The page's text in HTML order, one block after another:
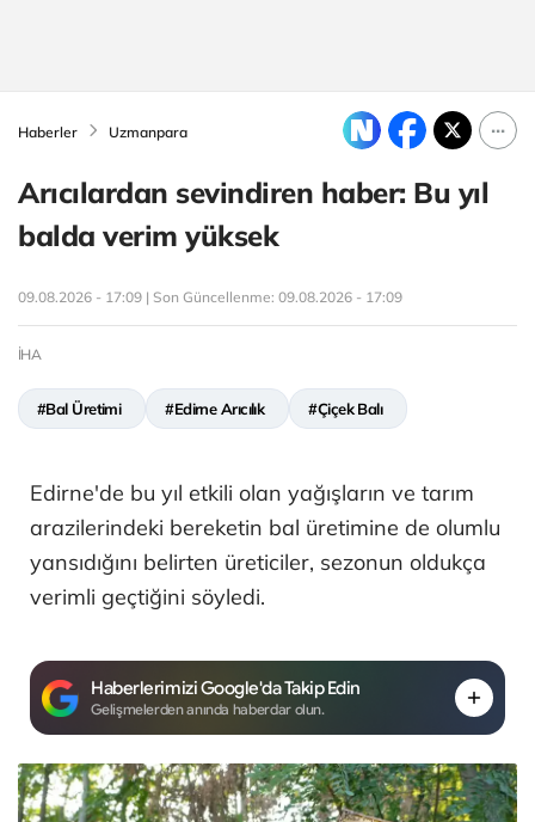
Haberler Uzmanpara
Arıcılardan sevindiren haber: Bu yıl
balda verim yüksek
09.08.2026 - 17:09 | Son Güncellenme: 09.08.2026 - 17:09
İHA
#Bal Üretimi #Edirne Arıcılık #Çiçek Balı
Edirne'de bu yıl etkili olan yağışların ve tarım
arazilerindeki bereketin bal üretimine de olumlu
yansıdığını belirten üreticiler, sezonun oldukça
verimli geçtiğini söyledi.
Haberlerimizi Google'da Takip Edin
Gelişmelerden anında haberdar olun.